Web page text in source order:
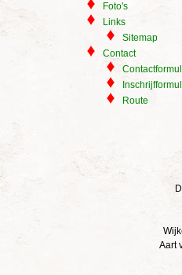
Foto's
Links
Sitemap
Contact
Route
Aart